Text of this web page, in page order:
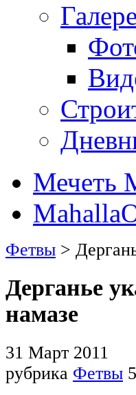
Мечеть
Фетвы >
Дерганье
намазе
31 Март 2011
рубрика Фетвы